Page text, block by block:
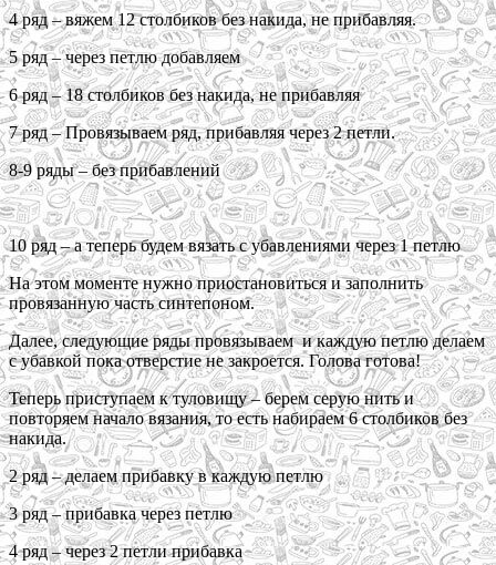
4 ряд – вяжем 12 столбиков без накида, не прибавляя.
5 ряд – через петлю добавляем
6 ряд – 18 столбиков без накида, не прибавляя
7 ряд – Провязываем ряд, прибавляя через 2 петли.
8-9 ряды – без прибавлений
10 ряд – а теперь будем вязать с убавлениями через 1 петлю
На этом моменте нужно приостановиться и заполнить
провязанную часть синтепоном.
Далее, следующие ряды провязываем и каждую петлю делаем
с убавкой пока отверстие не закроется. Голова готова!
Теперь приступаем к туловищу – берем серую нить и
повторяем начало вязания, то есть набираем 6 столбиков без
накида.
2 ряд – делаем прибавку в каждую петлю
3 ряд – прибавка через петлю
4 ряд – через 2 петли прибавка